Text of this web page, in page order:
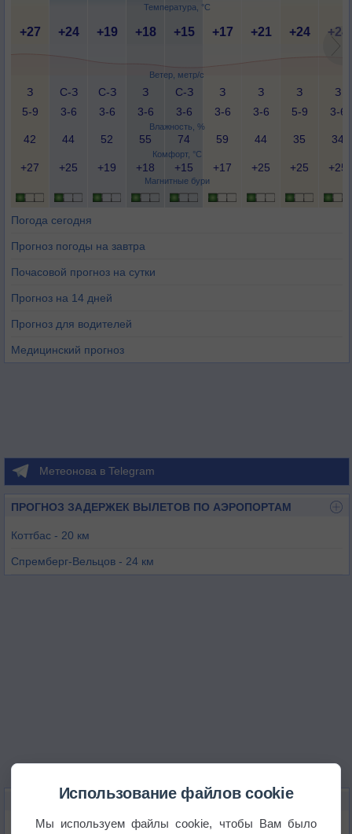
Температура, °C
Ветер, метр/с
Влажность, %
Комфорт, °C
Магнитные бури
+27 +24 +19 +18 +15 +17 +21 +24 +24
З
5-9
С-З
3-6
С-З
3-6
З
3-6
С-З
3-6
З
3-6
З
3-6
З
5-9
З
3-6
42 44 52 55 74 59 44 35 34
+27 +25 +19 +18 +15 +17 +25 +25 +25
Погода сегодня
Прогноз погоды на завтра
Почасовой прогноз на сутки
Прогноз на 14 дней
Прогноз для водителей
Медицинский прогноз
Метеонова в Telegram
ПРОГНОЗ ЗАДЕРЖЕК ВЫЛЕТОВ ПО АЭРОПОРТАМ
Коттбас - 20 км
Спремберг-Вельцов - 24 км
КАРТЫ ПОГОДЫ В КОТБУСЕ
Температура
Использование файлов cookie
Мы используем файлы cookie, чтобы Вам было